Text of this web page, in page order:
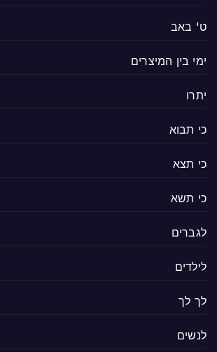
ט' באב
ימי בין המיצרים
יתרו
כי תבוא
כי תצא
כי תשא
לגברים
לילדים
לך לך
לנשים